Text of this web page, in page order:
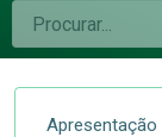
Apresentação